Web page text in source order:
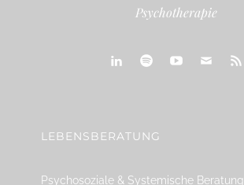
Psychotherapie
LEBENSBERATUNG
Psychosoziale & Systemische Beratung